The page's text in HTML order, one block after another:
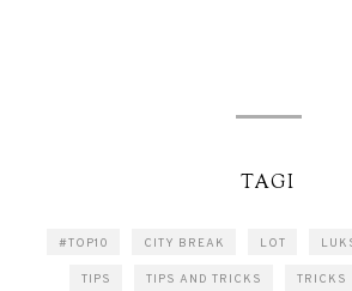
TAGI
#TOP10 CITY BREAK LOT
TIPS TIPS AND TRICKS TRICKS